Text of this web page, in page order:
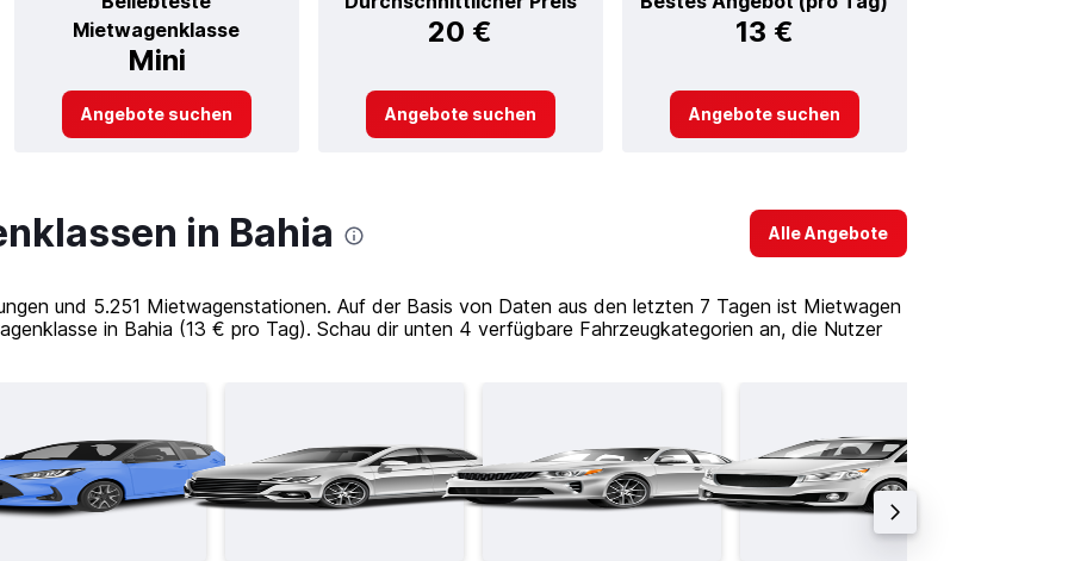
Mietwagenklasse
Mini
20 € 13 €
Angebote suchen Angebote suchen Angebote suchen
in Bahia Alle Angebote
und 5.251 Mietwagenstationen. Auf der Basis von Daten aus den letzten 7 Tagen ist Mietwagen
in Bahia (13 € pro Tag). Schau dir unten 4 verfügbare Fahrzeugkategorien an, die Nutzer